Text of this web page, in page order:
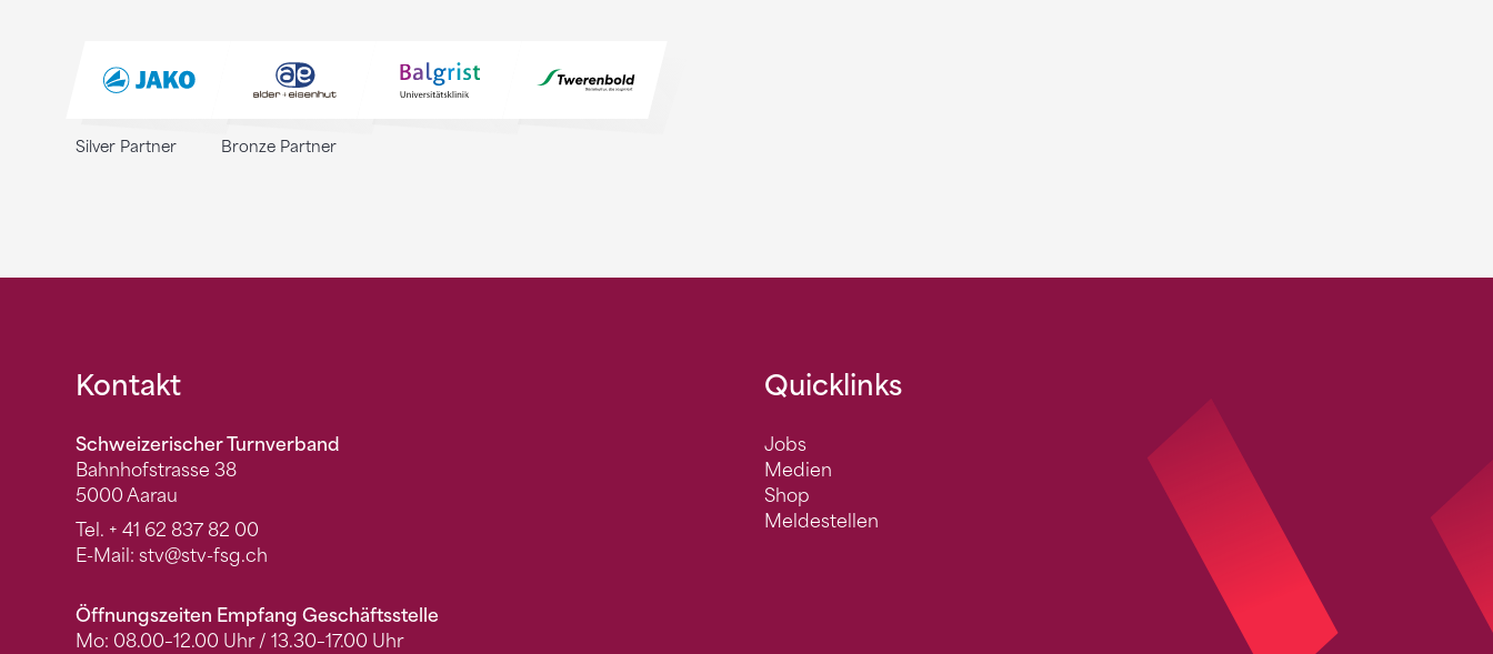
Silver Partner Bronze Partner
Fusszeile
Kontakt
Schweizerischer Turnverband
Bahnhofstrasse 38
5000 Aarau
Tel. + 41 62 837 82 00
E-Mail: stv@stv-fsg.ch
Öffnungszeiten Empfang Geschäftsstelle
Mo: 08.00–12.00 Uhr / 13.30–17.00 Uhr
Quicklinks
Jobs
Medien
Shop
Meldestellen